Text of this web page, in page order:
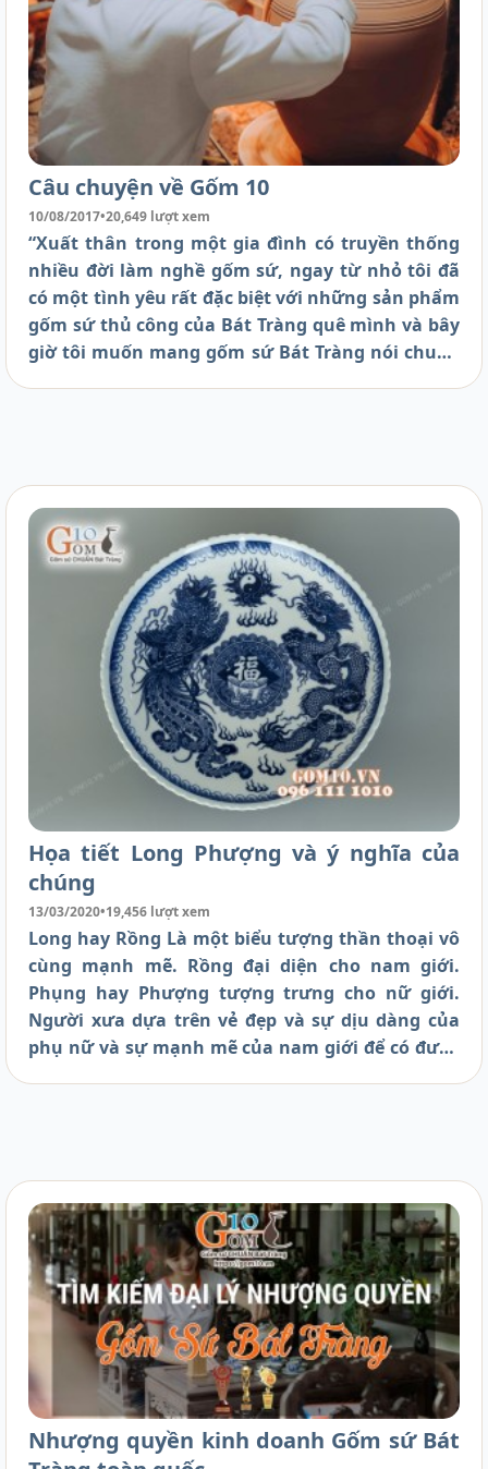
Câu chuyện về Gốm 10
10/08/2017•20,649 lượt xem
“Xuất thân trong một gia đình có truyền thống
nhiều đời làm nghề gốm sứ, ngay từ nhỏ tôi đã
có một tình yêu rất đặc biệt với những sản phẩm
gốm sứ thủ công của Bát Tràng quê mình và bây
giờ tôi muốn mang gốm sứ Bát Tràng nói chung
Họa tiết Long Phượng và ý nghĩa của
chúng
13/03/2020•19,456 lượt xem
Long hay Rồng Là một biểu tượng thần thoại vô
cùng mạnh mẽ. Rồng đại diện cho nam giới.
Phụng hay Phượng tượng trưng cho nữ giới.
Người xưa dựa trên vẻ đẹp và sự dịu dàng của
phụ nữ và sự mạnh mẽ của nam giới để có được
Nhượng quyền kinh doanh Gốm sứ Bát